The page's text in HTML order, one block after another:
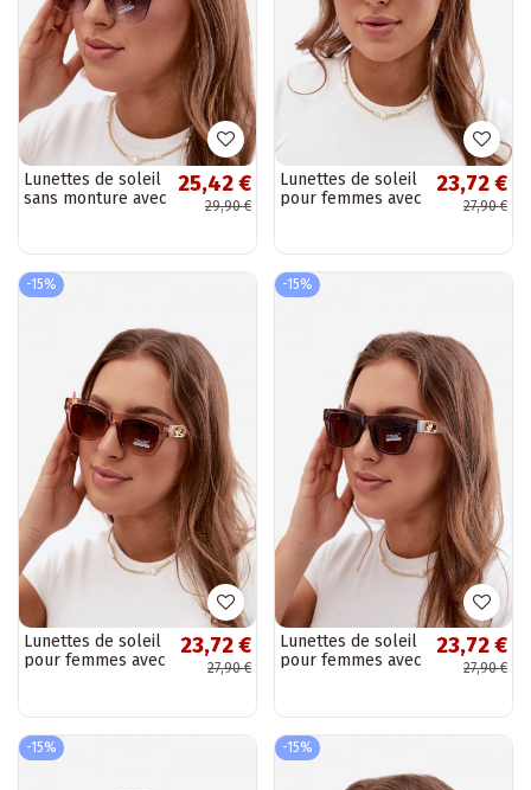
Lunettes de soleil
sans monture avec
25,42 €
29,90 €
Lunettes de soleil
pour femmes avec
23,72 €
27,90 €
-15%
Lunettes de soleil
pour femmes avec
23,72 €
27,90 €
-15%
Lunettes de soleil
pour femmes avec
23,72 €
27,90 €
-15% -15%